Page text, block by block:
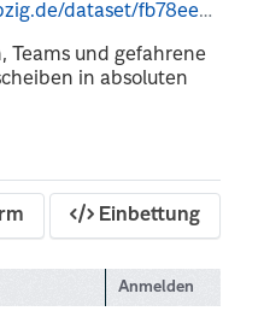
resource/c690c647-2699-4a71-a1d6-3ac77cfc913d/download/stadtradeln.csv
Teams und gefahrene
in absoluten
Einbettung